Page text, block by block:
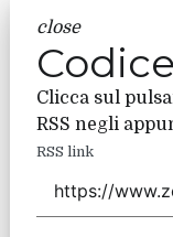
close
Clicca sul
RSS negli
RSS link